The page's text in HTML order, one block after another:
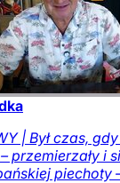
| Był czas,
przemierzały i
piechoty